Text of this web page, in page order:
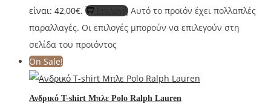
είναι: 42,00€.
Επιλογή Αυτό το προϊόν έχει πολλαπλές
παραλλαγές. Οι επιλογές μπορούν να επιλεγούν στη
σελίδα του προϊόντος
On Sale!
Ανδρικό T-shirt Μπλε Polo Ralph Lauren